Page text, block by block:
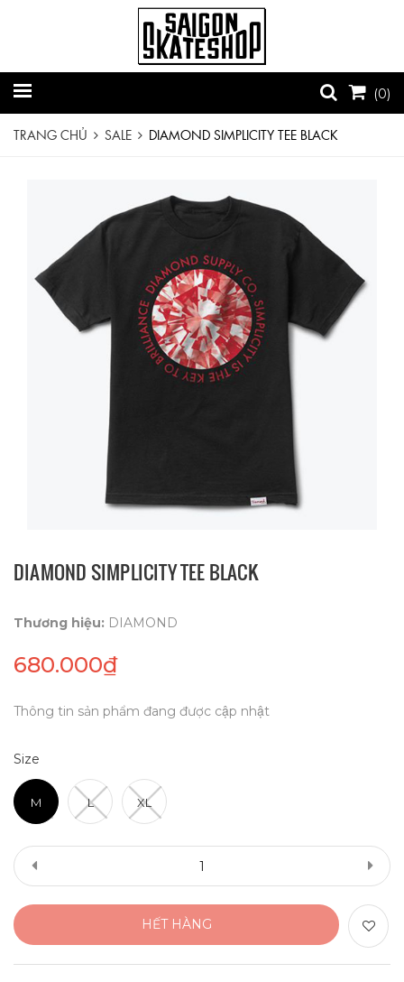
(0)
TRANG CHỦ SALE DIAMOND SIMPLICITY TEE BLACK
DIAMOND SIMPLICITY TEE BLACK
Thương hiệu: DIAMOND
680.000₫
Thông tin sản phẩm đang được cập nhật
Size
M L XL
HẾT HÀNG